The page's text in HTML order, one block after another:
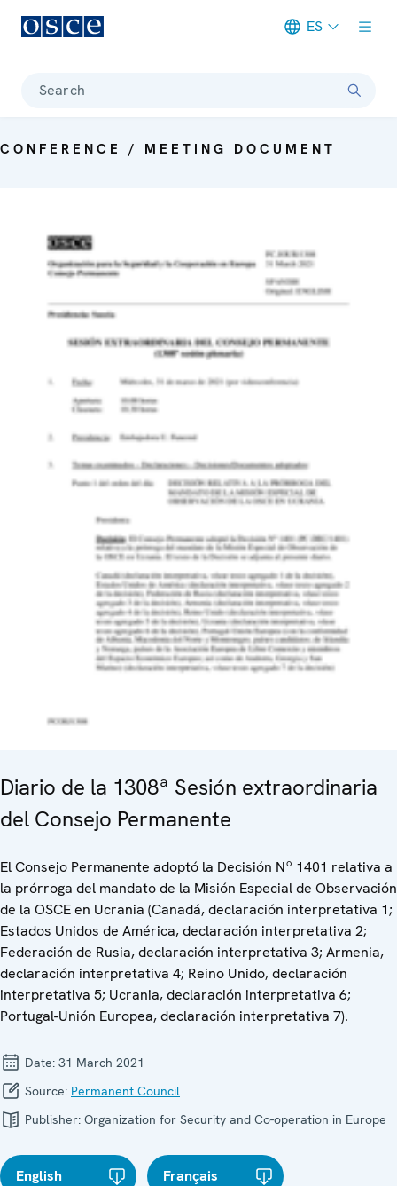
ES
Search
CONFERENCE / MEETING DOCUMENT
Diario de la 1308ª Sesión extraordinaria
del Consejo Permanente
El Consejo Permanente adoptó la Decisión Nº 1401 relativa a
la prórroga del mandato de la Misión Especial de Observación
de la OSCE en Ucrania (Canadá, declaración interpretativa 1;
Estados Unidos de América, declaración interpretativa 2;
Federación de Rusia, declaración interpretativa 3; Armenia,
declaración interpretativa 4; Reino Unido, declaración
interpretativa 5; Ucrania, declaración interpretativa 6;
Portugal-Unión Europea, declaración interpretativa 7).
Date: 31 March 2021
Source: Permanent Council
Publisher: Organization for Security and Co-operation in Europe
English Français